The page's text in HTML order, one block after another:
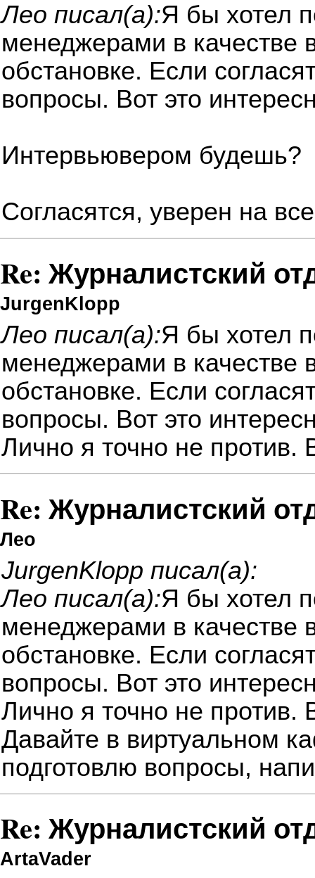
Лео писал(а):Я бы хотел
менеджерами в качестве
обстановке. Если
вопросы. Вот это
Интервьювером будешь?
Согласятся, уверен на
Re: Журналистский
JurgenKlopp
Лео писал(а):Я бы хотел
менеджерами в качестве
обстановке. Если
вопросы. Вот это
Лично я точно не против.
Re: Журналистский
Лео
JurgenKlopp писал(а):
Лео писал(а):Я бы хотел
менеджерами в качестве
обстановке. Если
вопросы. Вот это
Лично я точно не против.
Давайте в виртуальном
подготовлю вопросы,
Re: Журналистский
ArtaVader